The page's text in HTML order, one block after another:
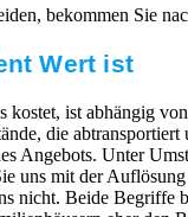
bekommen Sie
Wert ist
ist abhängig
die
Angebots. Unter
uns mit der
nicht. Beide